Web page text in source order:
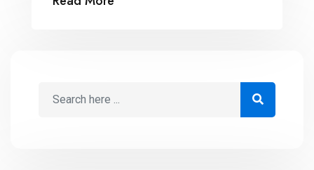
combustibles. Algunas compañías, como
de gasolina, lo cierto es que en al menos